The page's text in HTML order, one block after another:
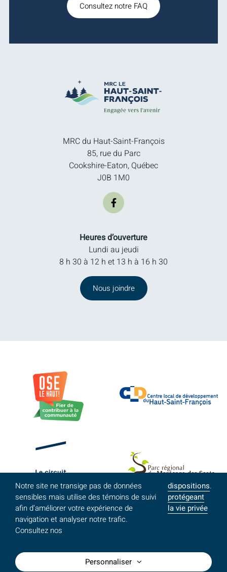
Consultez notre FAQ
MRC du Haut-Saint-François
85, rue du Parc
Cookshire-Eaton, Québec
J0B 1M0
Heures d’ouverture
Lundi au jeudi
8 h 30 à 12 h et 13 h à 16 h 30
Nous joindre
Notre site ne transige pas de données
sensibles mais utilise des témoins de suivi
afin d’améliorer votre expérience de
navigation et analyser notre trafic.
Consultez nos
dispositions
protégeant
la vie privée
.
Personnaliser